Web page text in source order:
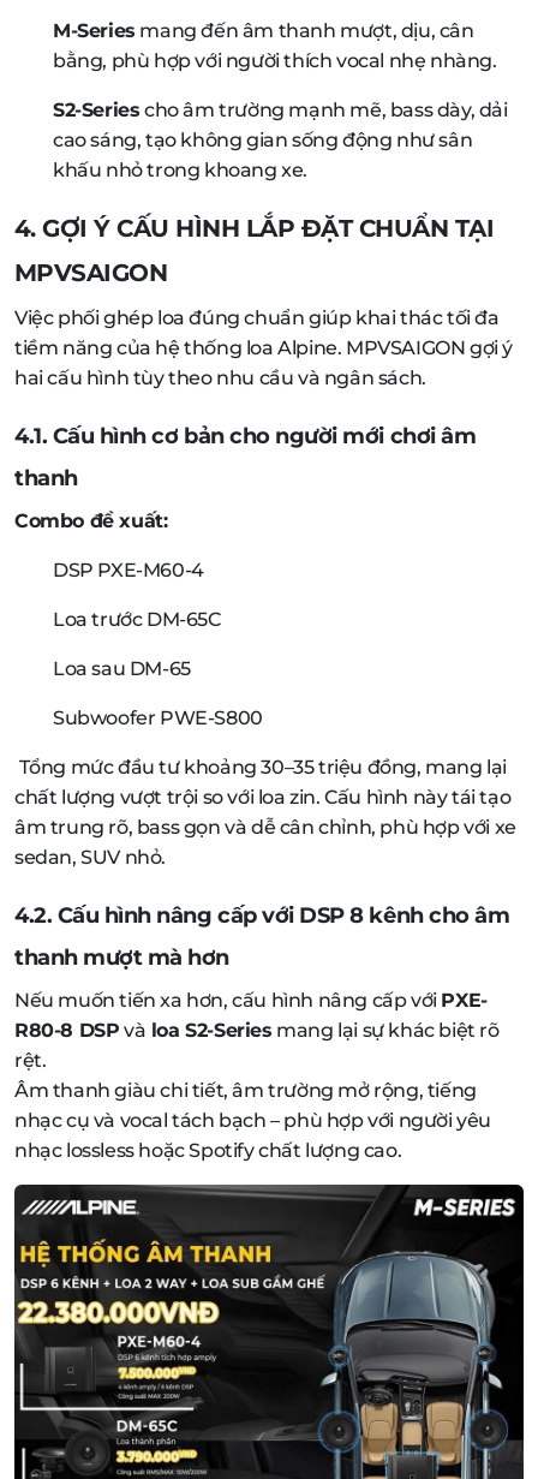
M-Series mang đến âm thanh mượt, dịu, cân
bằng, phù hợp với người thích vocal nhẹ nhàng.
S2-Series cho âm trường mạnh mẽ, bass dày, dải
cao sáng, tạo không gian sống động như sân
khấu nhỏ trong khoang xe.
4. GỢI Ý CẤU HÌNH LẮP ĐẶT CHUẨN TẠI
MPVSAIGON
Việc phối ghép loa đúng chuẩn giúp khai thác tối đa
tiềm năng của hệ thống loa Alpine. MPVSAIGON gợi ý
hai cấu hình tùy theo nhu cầu và ngân sách.
4.1. Cấu hình cơ bản cho người mới chơi âm
thanh
Combo đề xuất:
DSP PXE-M60-4
Loa trước DM-65C
Loa sau DM-65
Subwoofer PWE-S800
Tổng mức đầu tư khoảng 30–35 triệu đồng, mang lại
chất lượng vượt trội so với loa zin. Cấu hình này tái tạo
âm trung rõ, bass gọn và dễ cân chỉnh, phù hợp với xe
sedan, SUV nhỏ.
4.2. Cấu hình nâng cấp với DSP 8 kênh cho âm
thanh mượt mà hơn
Nếu muốn tiến xa hơn, cấu hình nâng cấp với PXE-
R80-8 DSP và loa S2-Series mang lại sự khác biệt rõ
rệt.
Âm thanh giàu chi tiết, âm trường mở rộng, tiếng
nhạc cụ và vocal tách bạch – phù hợp với người yêu
nhạc lossless hoặc Spotify chất lượng cao.